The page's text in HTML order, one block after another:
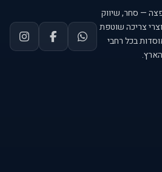
— סחר, שיווק
צריכה שוטפת
בכל רחבי
הארץ.